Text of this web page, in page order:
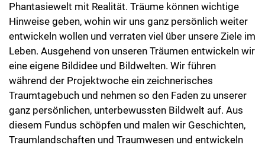
Phantasiewelt mit Realität. Träume können wichtige
Hinweise geben, wohin wir uns ganz persönlich weiter
entwickeln wollen und verraten viel über unsere Ziele im
Leben. Ausgehend von unseren Träumen entwickeln wir
eine eigene Bildidee und Bildwelten. Wir führen
während der Projektwoche ein zeichnerisches
Traumtagebuch und nehmen so den Faden zu unserer
ganz persönlichen, unterbewussten Bildwelt auf. Aus
diesem Fundus schöpfen und malen wir Geschichten,
Traumlandschaften und Traumwesen und entwickeln